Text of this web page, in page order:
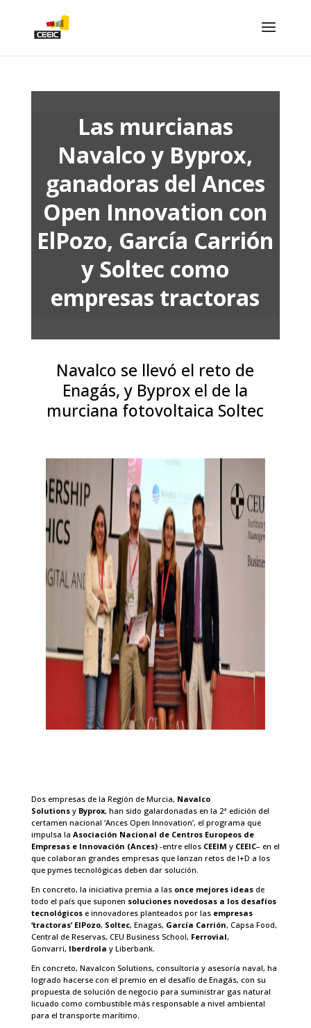
Las murcianas
Navalco y Byprox,
ganadoras del Ances
Open Innovation con
ElPozo, García Carrión
y Soltec como
empresas tractoras
Navalco se llevó el reto de
Enagás, y Byprox el de la
murciana fotovoltaica Soltec
Dos empresas de la Región de Murcia, Navalco
Solutionsy Byprox, han sido galardonadas en la 2ª edición del
certamen nacional ‘Ances Open Innovation’, el programa que
impulsa la Asociación Nacional de Centros Europeos de
Empresas e Innovación (Ances)-entre ellos CEEIM y CEEIC– en el
que colaboran grandes empresas que lanzan retos de I+D a los
que pymes tecnológicas deben dar solución.
En concreto, la iniciativa premia a las once mejores ideas de
todo el país que suponen soluciones novedosas a los desafíos
tecnológicos e innovadores planteados por las empresas
‘tractoras’ ElPozo, Soltec, Enagas, García Carrión, Capsa Food,
Central de Reservas, CEU Business School, Ferrovial,
Gonvarri, Iberdrola y Liberbank.
En concreto, Navalcon Solutions, consultoría y asesoría naval, ha
logrado hacerse con el premio en el desafío de Enagás, con su
propuesta de solución de negocio para suministrar gas natural
licuado como combustible más responsable a nivel ambiental
para el transporte marítimo.